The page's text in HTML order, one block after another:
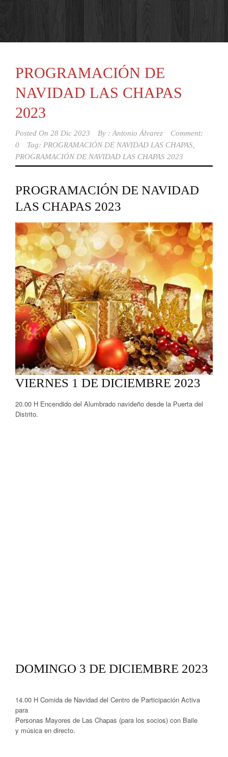
PROGRAMACIÓN DE
NAVIDAD LAS CHAPAS
2023
Posted On 28 Dic 2023 By : Antonio Álvarez
Comment:
0
Tag: PROGRAMACIÓN DE NAVIDAD LAS CHAPAS
PROGRAMACIÓN DE NAVIDAD LAS CHAPAS 2023
PROGRAMACIÓN DE NAVIDAD
LAS CHAPAS 2023
VIERNES 1 DE DICIEMBRE 2023
20.00 H Encendido del Alumbrado navideño desde la Puerta del
Distrito.
DOMINGO 3 DE DICIEMBRE 2023
14.00 H Comida de Navidad del Centro de Participación Activa
para
Personas Mayores de Las Chapas (para los socios) con Baile
y música en directo.